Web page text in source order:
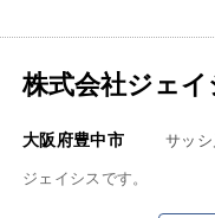
株式会社ジェイ
大阪府豊中市 サッ
ジェイシスです。